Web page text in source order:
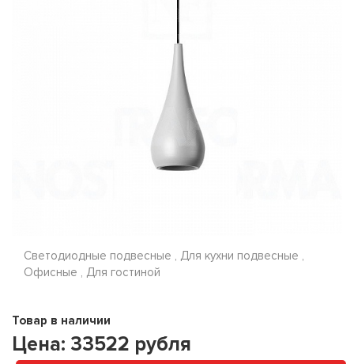
Светодиодные подвесные , Для кухни подвесные ,
Офисные , Для гостиной
Товар в наличии
Цена: 33522 рубля